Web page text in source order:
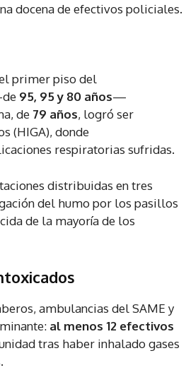
docena de efectivos policiales.
primer piso del
95, 95 y 80 años—
de 79 años, logró ser
(HIGA), donde
respiratorias sufridas.
distribuidas en tres
del humo por los pasillos
de la mayoría de los
ambulancias del SAME y
al menos 12 efectivos
tras haber inhalado gases